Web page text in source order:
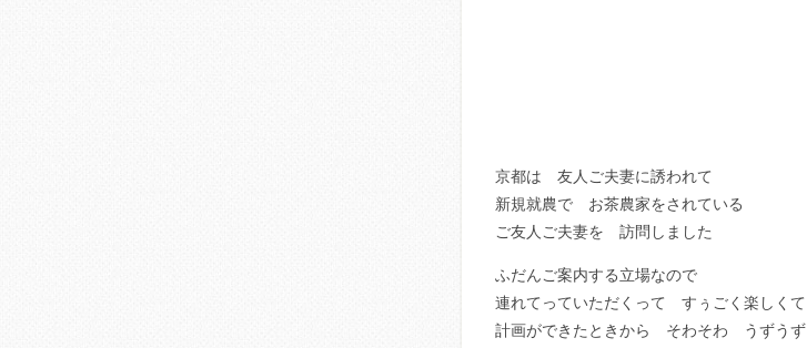
京都は 友人ご夫妻に誘われて
新規就農で お茶農家をされている
ご友人ご夫妻を 訪問しました
ふだんご案内する立場なので
連れてっていただくって すぅごく楽しくて
計画ができたときから そわそわ うずうず